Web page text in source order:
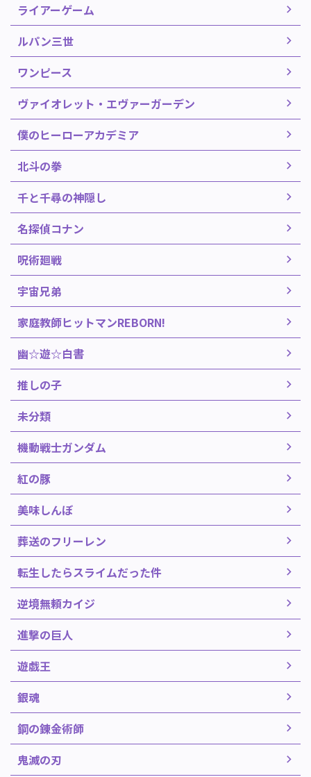
ライアーゲーム
ルパン三世
ワンピース
ヴァイオレット・エヴァーガーデン
僕のヒーローアカデミア
北斗の拳
千と千尋の神隠し
名探偵コナン
呪術廻戦
宇宙兄弟
家庭教師ヒットマンREBORN!
幽☆遊☆白書
推しの子
未分類
機動戦士ガンダム
紅の豚
美味しんぼ
葬送のフリーレン
転生したらスライムだった件
逆境無頼カイジ
進撃の巨人
遊戯王
銀魂
鋼の錬金術師
鬼滅の刃